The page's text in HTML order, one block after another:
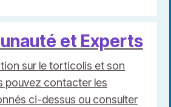
et Experts
sur letorticolis et son
pouvez contacter les
ci-dessus ou consulter